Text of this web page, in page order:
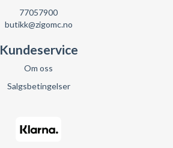
77057900
butikk@zigomc.no
Kundeservice
Om oss
Salgsbetingelser